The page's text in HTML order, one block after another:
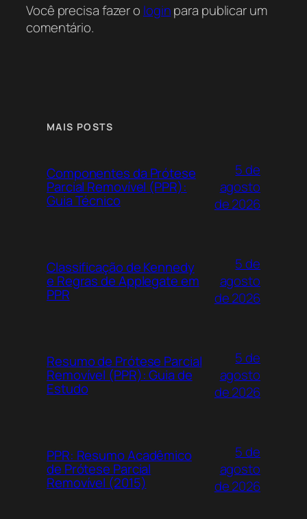
Você precisa fazer o loginpara publicar um
comentário.
MAIS POSTS
Componentes da Prótese
Parcial Removível (PPR):
Guia Técnico
5 de
agosto
de 2026
Classificação de Kennedy
e Regras de Applegate em
PPR
5 de
agosto
de 2026
Resumo de Prótese Parcial
Removível (PPR): Guia de
Estudo
5 de
agosto
de 2026
PPR: Resumo Acadêmico
de Prótese Parcial
Removível (2015)
5 de
agosto
de 2026